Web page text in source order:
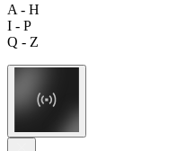
A - H
I - P
Q - Z